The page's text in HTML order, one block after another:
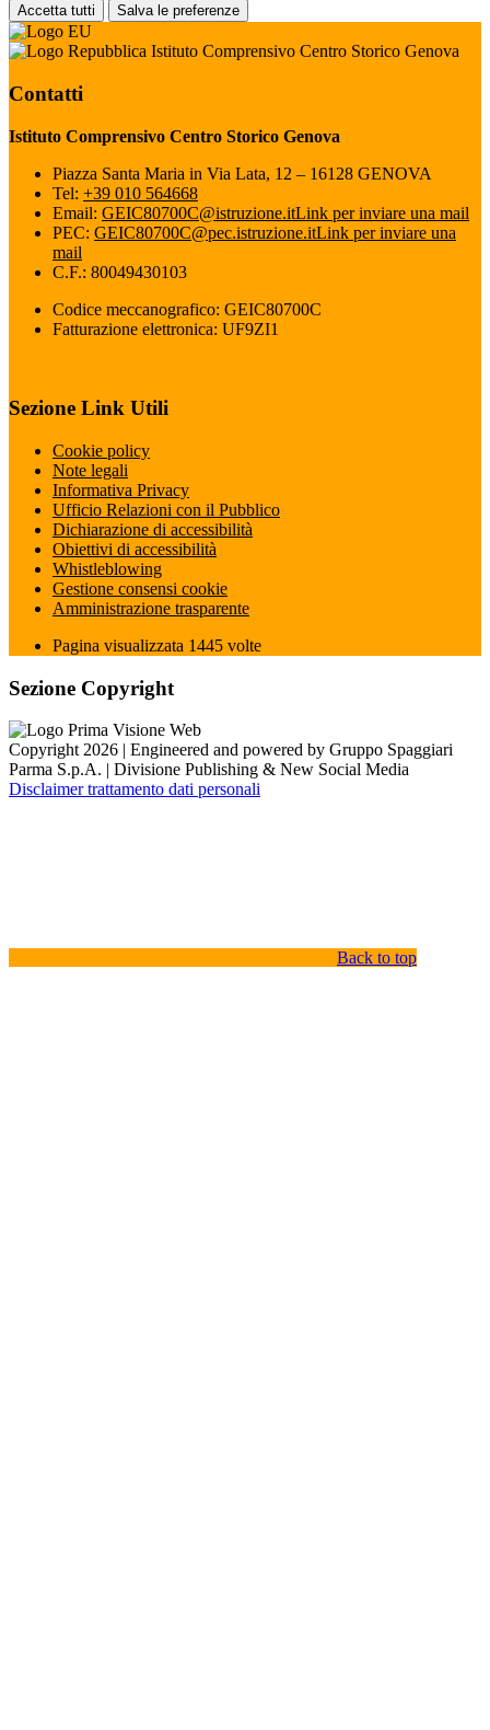
Accetta tutti Salva le preferenze
Istituto Comprensivo Centro Storico Genova
Contatti
Istituto Comprensivo Centro Storico Genova
Piazza Santa Maria in Via Lata, 12 – 16128 GENOVA
Tel: +39 010 564668
Email: GEIC80700C@istruzione.itLink per inviare una mail
PEC: GEIC80700C@pec.istruzione.itLink per inviare una
mail
C.F.: 80049430103
Codice meccanografico: GEIC80700C
Fatturazione elettronica: UF9ZI1
Sezione Link Utili
Cookie policy
Note legali
Informativa Privacy
Ufficio Relazioni con il Pubblico
Dichiarazione di accessibilità
Obiettivi di accessibilità
Whistleblowing
Gestione consensi cookie
Amministrazione trasparente
Pagina visualizzata 1445 volte
Sezione Copyright
Copyright 2026 | Engineered and powered by Gruppo Spaggiari
Parma S.p.A. | Divisione Publishing & New Social Media
Disclaimer trattamento dati personali
Back to top